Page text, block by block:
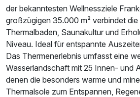
der bekanntesten Wellnessziele
großzügigen 35.000 m² verbindet die
Thermalbaden, Saunakultur und
Niveau. Ideal für entspannte
Das Thermenerlebnis umfasst eine
Wasserlandschaft mit 25 Innen- und
denen die besonders warme und
Thermalsole zum Entspannen,